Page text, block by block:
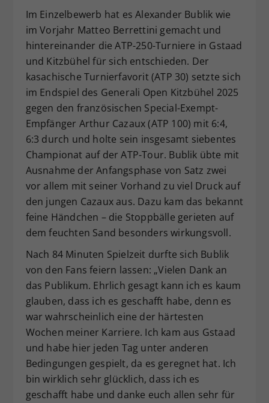
Im Einzelbewerb hat es Alexander Bublik wie
im Vorjahr Matteo Berrettini gemacht und
hintereinander die ATP-250-Turniere in Gstaad
und Kitzbühel für sich entschieden. Der
kasachische Turnierfavorit (ATP 30) setzte sich
im Endspiel des Generali Open Kitzbühel 2025
gegen den französischen Special-Exempt-
Empfänger Arthur Cazaux (ATP 100) mit 6:4,
6:3 durch und holte sein insgesamt siebentes
Championat auf der ATP-Tour. Bublik übte mit
Ausnahme der Anfangsphase von Satz zwei
vor allem mit seiner Vorhand zu viel Druck auf
den jungen Cazaux aus. Dazu kam das bekannt
feine Händchen – die Stoppbälle gerieten auf
dem feuchten Sand besonders wirkungsvoll.
Nach 84 Minuten Spielzeit durfte sich Bublik
von den Fans feiern lassen: „Vielen Dank an
das Publikum. Ehrlich gesagt kann ich es kaum
glauben, dass ich es geschafft habe, denn es
war wahrscheinlich eine der härtesten
Wochen meiner Karriere. Ich kam aus Gstaad
und habe hier jeden Tag unter anderen
Bedingungen gespielt, da es geregnet hat. Ich
bin wirklich sehr glücklich, dass ich es
geschafft habe und danke euch allen sehr für